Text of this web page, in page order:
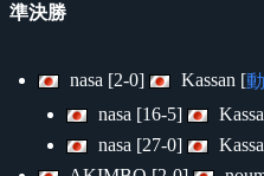
準決勝
nasa [2-0] Kassan [
nasa [16-5]
nasa [27-0]